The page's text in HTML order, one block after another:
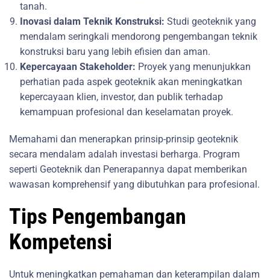
tanah.
Inovasi dalam Teknik Konstruksi: Studi geoteknik yang
mendalam seringkali mendorong pengembangan teknik
konstruksi baru yang lebih efisien dan aman.
Kepercayaan Stakeholder: Proyek yang menunjukkan
perhatian pada aspek geoteknik akan meningkatkan
kepercayaan klien, investor, dan publik terhadap
kemampuan profesional dan keselamatan proyek.
Memahami dan menerapkan prinsip-prinsip geoteknik
secara mendalam adalah investasi berharga. Program
seperti Geoteknik dan Penerapannya dapat memberikan
wawasan komprehensif yang dibutuhkan para profesional.
Tips Pengembangan
Kompetensi
Untuk meningkatkan pemahaman dan keterampilan dalam